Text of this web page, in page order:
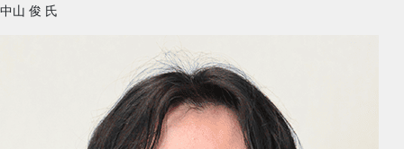
中山 俊 氏